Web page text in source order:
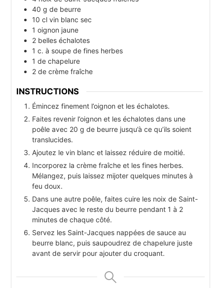
40 g de beurre
10cl vin blanc sec
1oignon jaune
2 belles échalotes
1 c. à soupe de fines herbes
1 de chapelure
2 de crème fraîche
INSTRUCTIONS
Émincez finement l’oignon et les échalotes.
Faites revenir l’oignon et les échalotes dans une
poêle avec 20 g de beurre jusqu’à ce qu’ils soient
translucides.
Ajoutez le vin blanc et laissez réduire de moitié.
Incorporez la crème fraîche et les fines herbes.
Mélangez, puis laissez mijoter quelques minutes à
feu doux.
Dans une autre poêle, faites cuire les noix de Saint-
Jacques avec le reste du beurre pendant 1 à 2
minutes de chaque côté.
Servez les Saint-Jacques nappées de sauce au
beurre blanc, puis saupoudrez de chapelure juste
avant de servir pour ajouter du croquant.